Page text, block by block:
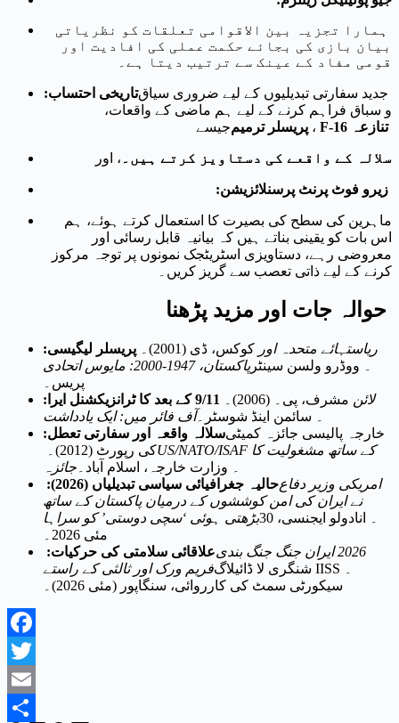
ہمارا تجزیہ بین الاقوامی تعلقات کو نظریاتی
بیان بازی کی بجائے حکمت عملی کی افادیت اور
قومی مفاد کے عینک سے ترتیب دیتا ہے۔
تاریخی احتساب:جدید سفارتی تبدیلیوں کے لیے ضروری سیاق
و سباق فراہم کرنے کے لیے ہم ماضی کے واقعات،
جیسےپریسلر ترمیم ، F-16 تنازعہ
، اور سلالہ کے واقعے کی دستاویز کرتے ہیں۔
زیرو فوٹ پرنٹ پرسنلائزیشن:
ماہرین کی سطح کی بصیرت کا استعمال کرتے ہوئے، ہم
اس بات کو یقینی بناتے ہیں کہ بیانیہ قابل رسائی اور
معروضی رہے، دستاویزی اسٹریٹجک نمونوں پر توجہ مرکوز
کرنے کے لیے ذاتی تعصب سے گریز کریں۔
حوالہ جات اور مزید پڑھنا
پریسلر لیگیسی: کوکس، ڈی (2001)۔ ریاستہائے متحدہ اور
پاکستان، 1947-2000: مایوس اتحادی۔ ووڈرو ولسن سینٹر
پریس۔
9/11 کے بعد کا ٹرانزیکشنل ایرا:
مشرف، پی۔ (2006)۔ لائن
آف فائر میں: ایک یادداشت۔ سائمن اینڈ شوسٹر۔
سلالہ واقعہ اور سفارتی تعطل:خارجہ پالیسی جائزہ کمیٹی
کی رپورٹ (2012)۔US/NATO/ISAF کے ساتھ مشغولیت کا
جائزہ ۔ وزارت خارجہ، اسلام آباد۔
حالیہ جغرافیائی سیاسی تبدیلیاں (2026):امریکی وزیر دفاع
نے ایران کی امن کوششوں کے درمیان پاکستان کے ساتھ
بڑھتی ہوئی ‘سچی دوستی’ کو سراہا۔ انادولو ایجنسی، 30
مئی 2026۔
علاقائی سلامتی کی حرکیات:2026 ایران جنگ جنگ بندی
فریم ورک اور ثالثی کے راستے۔ IISS شنگری لا ڈائیلاگ
سیکورٹی سمٹ کی کارروائی، سنگاپور (مئی 2026)۔
Facebook
Twitter
Email